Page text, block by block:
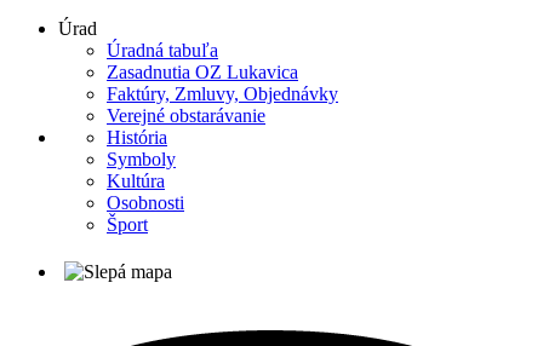
Úrad
Úradná tabuľa
Zasadnutia OZ Lukavica
Faktúry, Zmluvy, Objednávky
Verejné obstarávanie
História
Symboly
Kultúra
Osobnosti
Šport